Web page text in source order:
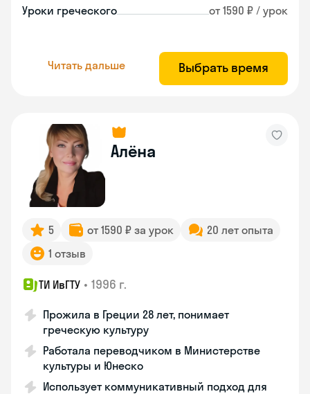
Уроки греческого от 1590 ₽ / урок
Читать дальше Выбрать время
Алёна
5 от 1590 ₽ за урок
20 лет опыта
1 отзыв
ТИ ИвГТУ • 1996 г.
Прожила в Греции 28 лет, понимает
греческую культуру
Работала переводчиком в Министерстве
культуры и Юнеско
Использует коммуникативный подход для